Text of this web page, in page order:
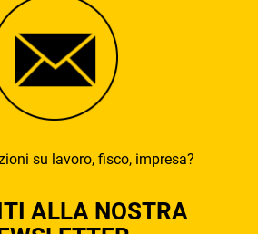
su lavoro, fisco, impresa?
ALLA NOSTRA